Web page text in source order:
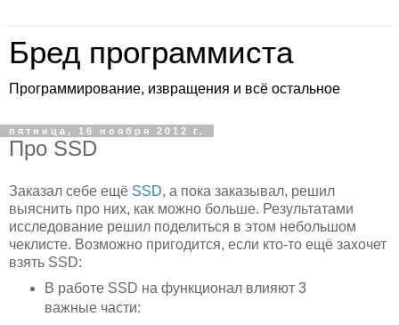
Бред программиста
Программирование, извращения и всё остальное
пятница, 16 ноября 2012 г.
Про SSD
Заказал себе ещё SSD, а пока заказывал, решил
выяснить про них, как можно больше. Результатами
исследование решил поделиться в этом небольшом
чеклисте. Возможно пригодится, если кто-то ещё захочет
взять SSD:
В работе SSD на функционал влияют 3
важные части: